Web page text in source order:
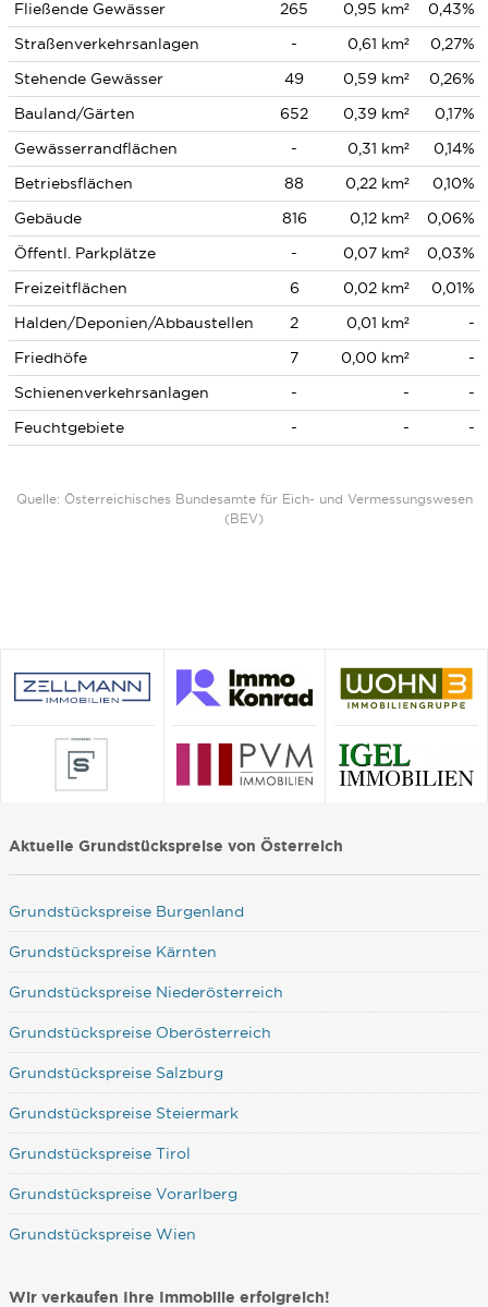
Fließende Gewässer 265 0,95 km²
0,43%
Straßenverkehrsanlagen
- 0,61 km²
0,27%
Stehende Gewässer
49 0,59 km²
0,26%
Bauland/Gärten
652 0,39 km²
0,17%
Gewässerrandflächen
- 0,31 km²
0,14%
Betriebsflächen
88 0,22 km²
0,10%
Gebäude
816 0,12 km²
0,06%
Öffentl. Parkplätze
- 0,07 km²
0,03%
Freizeitflächen
6 0,02 km²
0,01%
Halden/Deponien/Abbaustellen
2 0,01 km²
-
Friedhöfe
7 0,00 km²
-
Schienenverkehrsanlagen
- -
-
Feuchtgebiete
- - -
Quelle: Österreichisches Bundesamte für Eich- und Vermessungswesen
(BEV)
Aktuelle Grundstückspreise von Österreich
Grundstückspreise Burgenland
Grundstückspreise Kärnten
Grundstückspreise Niederösterreich
Grundstückspreise Oberösterreich
Grundstückspreise Salzburg
Grundstückspreise Steiermark
Grundstückspreise Tirol
Grundstückspreise Vorarlberg
Grundstückspreise Wien
Wir verkaufen Ihre Immobilie erfolgreich!